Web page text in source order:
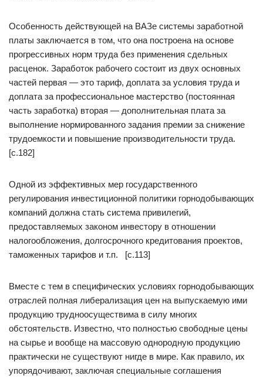
Особенность действующей на ВАЗе системы заработной
платы заключается в том, что она построена на основе
прогрессивных норм труда без применения сдельных
расценок. Заработок рабочего состоит из двух основных
частей первая — это тариф, доплата за условия труда и
доплата за профессиональное мастерство (постоянная
часть заработка) вторая — дополнительная плата за
выполнение нормированного задания премии за снижение
трудоемкости и повышение производительности труда.
[c.182]
Одной из эффективных мер государственного
регулирования инвестиционной политики горнодобывающих
компаний должна стать система привилегий,
предоставляемых законом инвестору в отношении
налогообложения, долгосрочного кредитования проектов,
таможенных тарифов и т.п. [c.113]
Вместе с тем в специфических условиях горнодобывающих
отраслей полная либерализация цен на выпускаемую ими
продукцию трудноосуществима в силу многих
обстоятельств. Известно, что полностью свободные цены
на сырье и вообще на массовую однородную продукцию
практически не существуют нигде в мире. Как правило, их
упорядочивают, заключая специальные соглашения